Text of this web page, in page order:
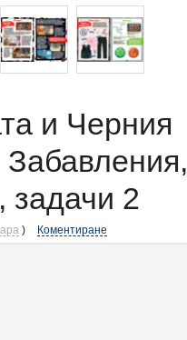
и Черния
Забавления,
задачи 2
Коментиране